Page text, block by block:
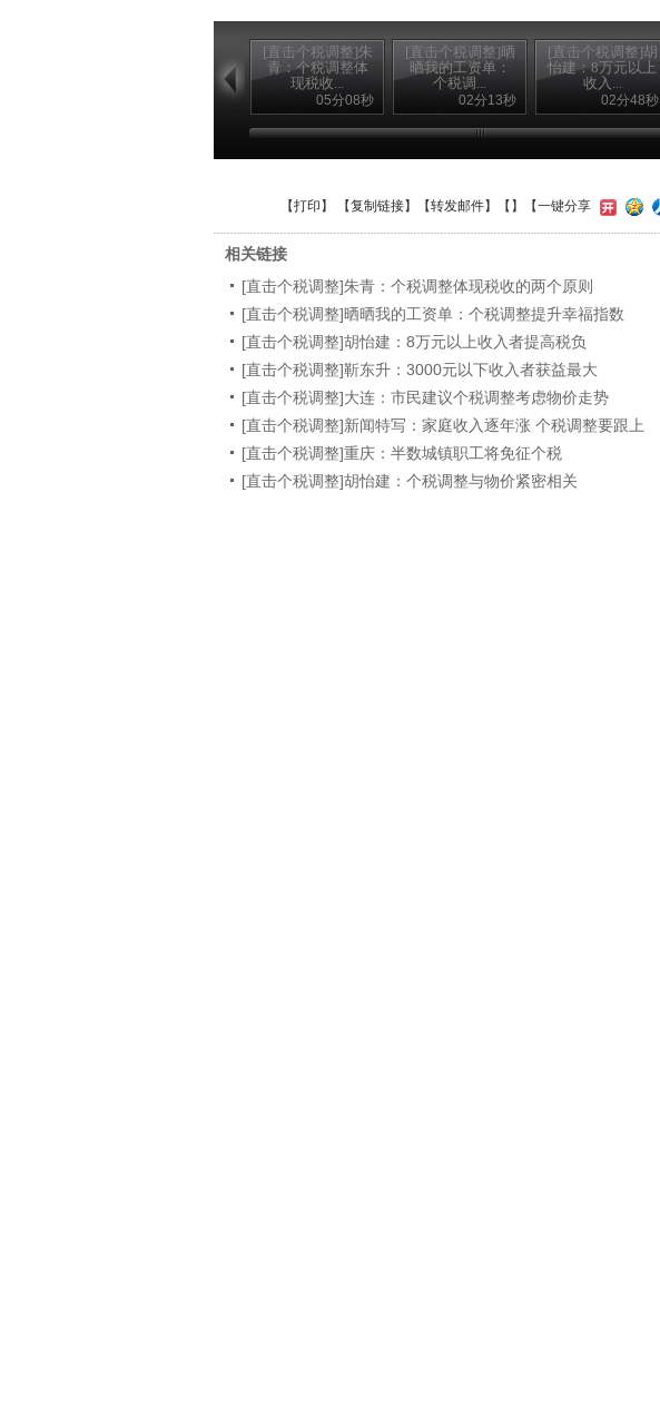
[直击个税调整]朱
青：个税调整体
现税收...
05分08秒
[直击个税调整]晒
晒我的工资单：
个税调...
02分13秒
[直击个税调整]胡
怡建：8万元以上
收入...
02分48秒
【打印 】 【复制链接】【转发邮件】【 】 【一键分享
相关链接
[直击个税调整]朱青：个税调整体现税收的两个原则
[直击个税调整]晒晒我的工资单：个税调整提升幸福指数
[直击个税调整]胡怡建：8万元以上收入者提高税负
[直击个税调整]靳东升：3000元以下收入者获益最大
[直击个税调整]大连：市民建议个税调整考虑物价走势
[直击个税调整]新闻特写：家庭收入逐年涨 个税调整要跟上
[直击个税调整]重庆：半数城镇职工将免征个税
[直击个税调整]胡怡建：个税调整与物价紧密相关